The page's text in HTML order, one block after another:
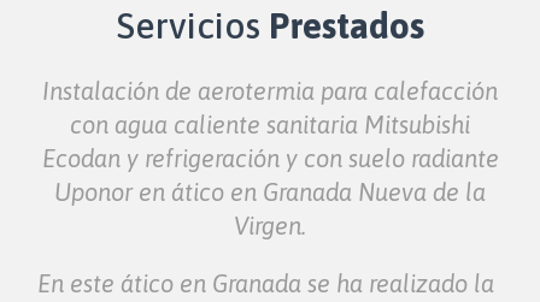
Servicios Prestados
Instalación de aerotermia para calefacción
con agua caliente sanitaria Mitsubishi
Ecodan y refrigeración y con suelo radiante
Uponor en ático en Granada Nueva de la
Virgen.
En este ático en Granada se ha realizado la